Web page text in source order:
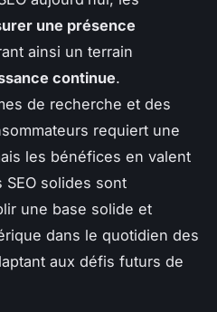
une présence
ainsi un terrain
continue.
de recherche et des
requiert une
les bénéfices en valent
solides sont
une base solide et
dans le quotidien des
aux défis futurs de